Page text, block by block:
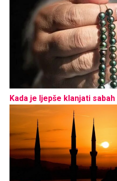
Kada je ljepše klanjati sabah